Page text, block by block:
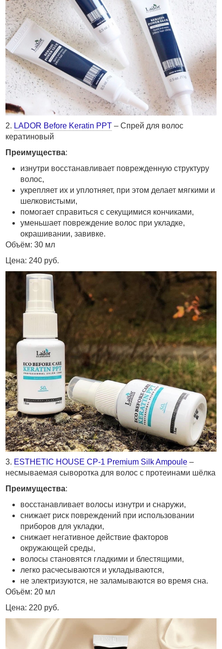
2. LADOR Before Keratin PPT – Спрей для волос
кератиновый
Преимущества:
изнутри восстанавливает поврежденную структуру
волос,
укрепляет их и уплотняет, при этом делает мягкими и
шелковистыми,
помогает справиться с секущимися кончиками,
уменьшает повреждение волос при укладке,
окрашивании, завивке.
Объём: 30 мл
Цена: 240 руб.
3. ESTHETIC HOUSE CP-1 Premium Silk Ampoule –
несмываемая сыворотка для волос с протеинами шёлка
Преимущества:
восстанавливает волосы изнутри и снаружи,
снижает риск повреждений при использовании
приборов для укладки,
снижает негативное действие факторов
окружающей среды,
волосы становятся гладкими и блестящими,
легко расчесываются и укладываются,
не электризуются, не заламываются во время сна.
Объём: 20 мл
Цена: 220 руб.